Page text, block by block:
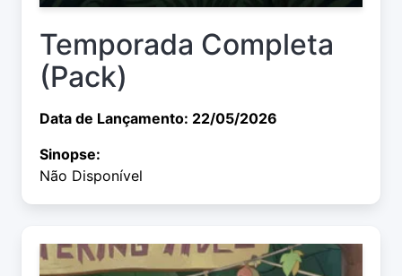
Temporada Completa
(Pack)
Data de Lançamento: 22/05/2026
Sinopse:
Não Disponível